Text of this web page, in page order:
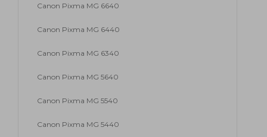
Canon Pixma MG 6640
Canon Pixma MG 6440
Canon Pixma MG 6340
Canon Pixma MG 5640
Canon Pixma MG 5540
Canon Pixma MG 5440